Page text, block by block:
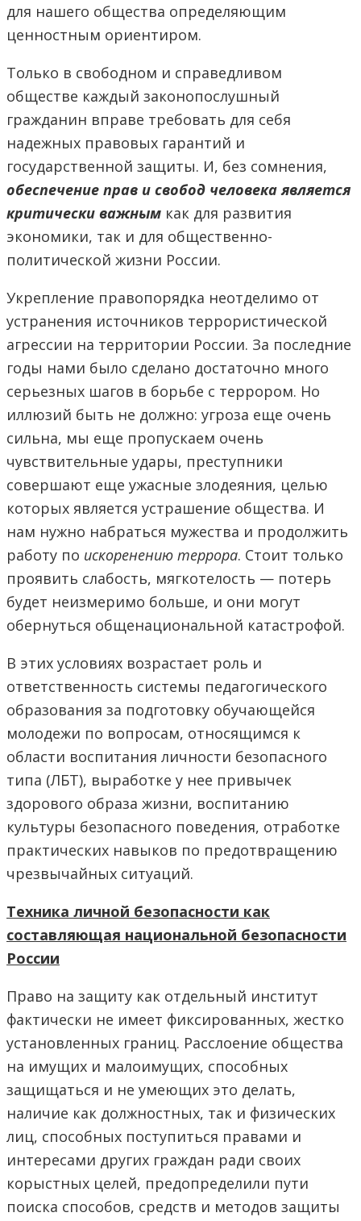
для нашего общества определяющим
ценностным ориентиром.
Только в свободном и справедливом
обществе каждый законопослушный
гражданин вправе требовать для себя
надежных правовых гарантий и
государственной защиты. И, без сомнения,
обеспечение прав и свобод человека является
критически важным как для развития
экономики, так и для общественно-
политической жизни России.
Укрепление правопорядка неотделимо от
устранения источников террористической
агрессии на территории России. За последние
годы нами было сделано достаточно много
серьезных шагов в борьбе с террором. Но
иллюзий быть не должно: угроза еще очень
сильна, мы еще пропускаем очень
чувствительные удары, преступники
совершают еще ужасные злодеяния, целью
которых является устрашение общества. И
нам нужно набраться мужества и продолжить
работу по искоренению террора. Стоит только
проявить слабость, мягкотелость — потерь
будет неизмеримо больше, и они могут
обернуться общенациональной катастрофой.
В этих условиях возрастает роль и
ответственность системы педагогического
образования за подготовку обучающейся
молодежи по вопросам, относящимся к
области воспитания личности безопасного
типа (ЛБТ), выработке у нее привычек
здорового образа жизни, воспитанию
культуры безопасного поведения, отработке
практических навыков по предотвращению
чрезвычайных ситуаций.
Техника личной безопасности как
составляющая национальной безопасности
России
Право на защиту как отдельный институт
фактически не имеет фиксированных, жестко
установленных границ. Расслоение общества
на имущих и малоимущих, способных
защищаться и не умеющих это делать,
наличие как должностных, так и физических
лиц, способных поступиться правами и
интересами других граждан ради своих
корыстных целей, предопределили пути
поиска способов, средств и методов защиты